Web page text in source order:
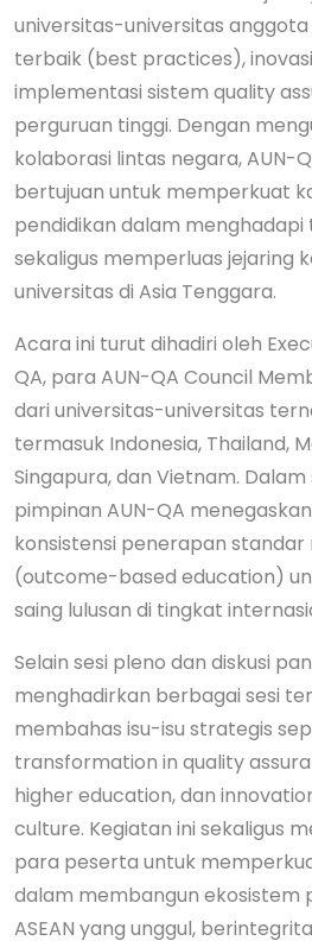
universitas-universitas
terbaik (best practices),
implementasi sistem quality
perguruan tinggi. Dengan
kolaborasi lintas negara, AUN-
bertujuan untuk memperkuat
pendidikan dalam
sekaligus memperluas jejaring
universitas di Asia Tenggara.
Acara ini turut dihadiri oleh
QA, para AUN-QA Council
dari universitas-universitas
termasuk Indonesia, Thailand,
Singapura, dan Vietnam.
pimpinan AUN-QA
konsistensi penerapan standar
(outcome-based education)
saing lulusan di tingkat
Selain sesi pleno dan diskusi
menghadirkan berbagai sesi
membahas isu-isu strategis
transformation in quality
higher education, dan
culture. Kegiatan ini sekaligus
para peserta untuk
dalam membangun ekosistem
ASEAN yang unggul,